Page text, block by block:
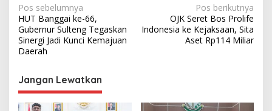
N
a
v
i
g
a
Pos sebelumnya
HUT Banggai ke-66,
Gubernur Sulteng Tegaskan
Sinergi Jadi Kunci Kemajuan
Daerah
Pos berikutnya
OJK Seret Bos Prolife
Indonesia ke Kejaksaan, Sita
Aset Rp114 Miliar
Jangan Lewatkan